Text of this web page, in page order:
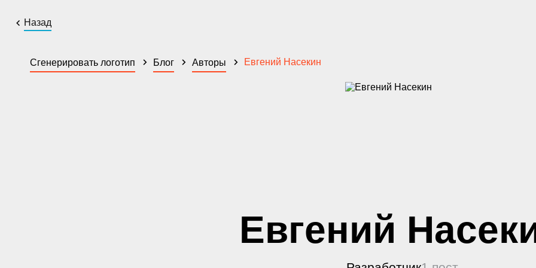
Назад
Сгенерировать логотип Блог Авторы Евгений Насекин
Евгений